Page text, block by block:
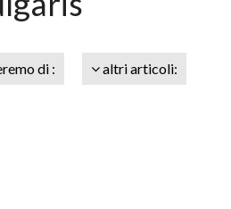
di : altri articoli: